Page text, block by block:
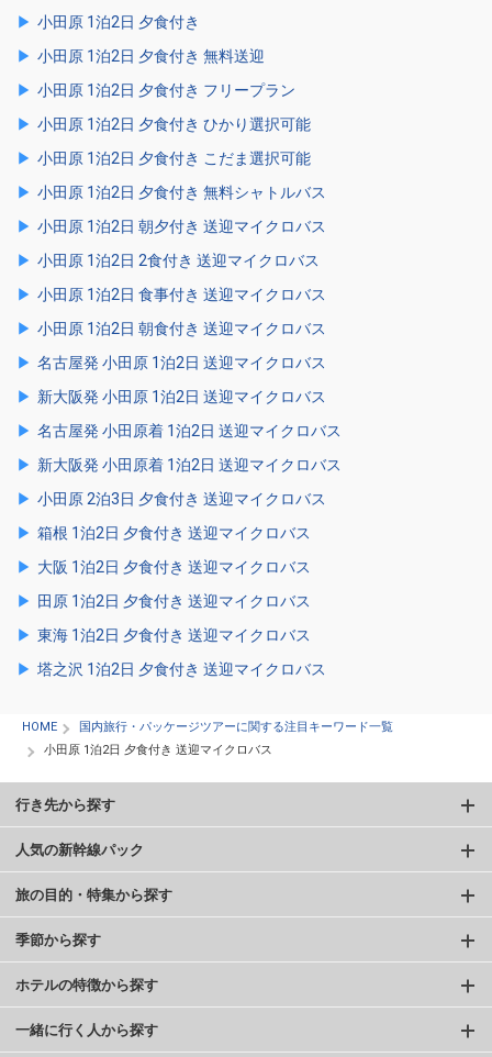
小田原 1泊2日 夕食付き
小田原 1泊2日 夕食付き 無料送迎
小田原 1泊2日 夕食付き フリープラン
小田原 1泊2日 夕食付き ひかり選択可能
小田原 1泊2日 夕食付き こだま選択可能
小田原 1泊2日 夕食付き 無料シャトルバス
小田原 1泊2日 朝夕付き 送迎マイクロバス
小田原 1泊2日 2食付き 送迎マイクロバス
小田原 1泊2日 食事付き 送迎マイクロバス
小田原 1泊2日 朝食付き 送迎マイクロバス
名古屋発 小田原 1泊2日 送迎マイクロバス
新大阪発 小田原 1泊2日 送迎マイクロバス
名古屋発 小田原着 1泊2日 送迎マイクロバス
新大阪発 小田原着 1泊2日 送迎マイクロバス
小田原 2泊3日 夕食付き 送迎マイクロバス
箱根 1泊2日 夕食付き 送迎マイクロバス
大阪 1泊2日 夕食付き 送迎マイクロバス
田原 1泊2日 夕食付き 送迎マイクロバス
東海 1泊2日 夕食付き 送迎マイクロバス
塔之沢 1泊2日 夕食付き 送迎マイクロバス
HOME
国内旅行・パッケージツアーに関する注目キーワード一覧
小田原 1泊2日 夕食付き 送迎マイクロバス
行き先から探す
人気の新幹線パック
旅の目的・特集から探す
季節から探す
ホテルの特徴から探す
一緒に行く人から探す